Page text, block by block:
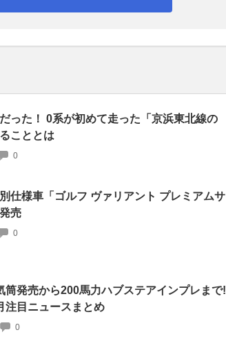
った！ 0系が初めて走った「京浜東北線の
こととは
0
仕様車「ゴルフ ヴァリアント プレミアムサ
売
0
筒発売から200馬力ハブステアインプレまで!
注目ニュースまとめ
0